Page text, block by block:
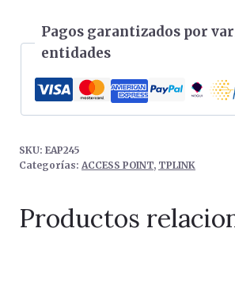
Blanco
cantidad
Pagos garantizados por
entidades
SKU: EAP245
Categorías: ACCESS POINT, TPLINK
Productos